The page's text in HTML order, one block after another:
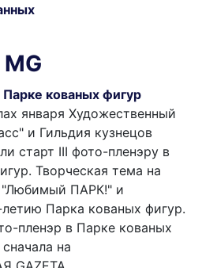
кованых фигур
января Художественный
и Гильдия кузнецов
старт III фото-пленэру в
Творческая тема на
"Любимый ПАРК!" и
Парка кованых фигур.
пленэр в Парке кованых
на